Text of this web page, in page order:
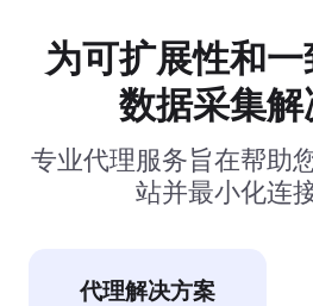
为可扩展性和
数据采集
专业代理服务旨在帮助
站并最小化连
代理解决方案